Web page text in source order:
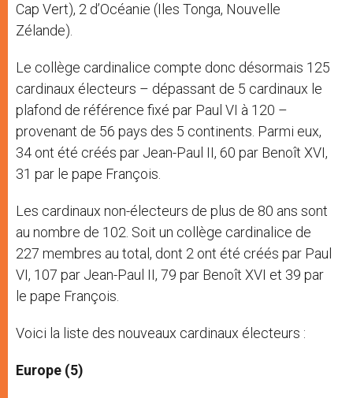
Cap Vert), 2 d’Océanie (Iles Tonga, Nouvelle
Zélande).
Le collège cardinalice compte donc désormais 125
cardinaux électeurs – dépassant de 5 cardinaux le
plafond de référence fixé par Paul VI à 120 –
provenant de 56 pays des 5 continents. Parmi eux,
34 ont été créés par Jean-Paul II, 60 par Benoît XVI,
31 par le pape François.
Les cardinaux non-électeurs de plus de 80 ans sont
au nombre de 102. Soit un collège cardinalice de
227 membres au total, dont 2 ont été créés par Paul
VI, 107 par Jean-Paul II, 79 par Benoît XVI et 39 par
le pape François.
Voici la liste des nouveaux cardinaux électeurs :
Europe (5)